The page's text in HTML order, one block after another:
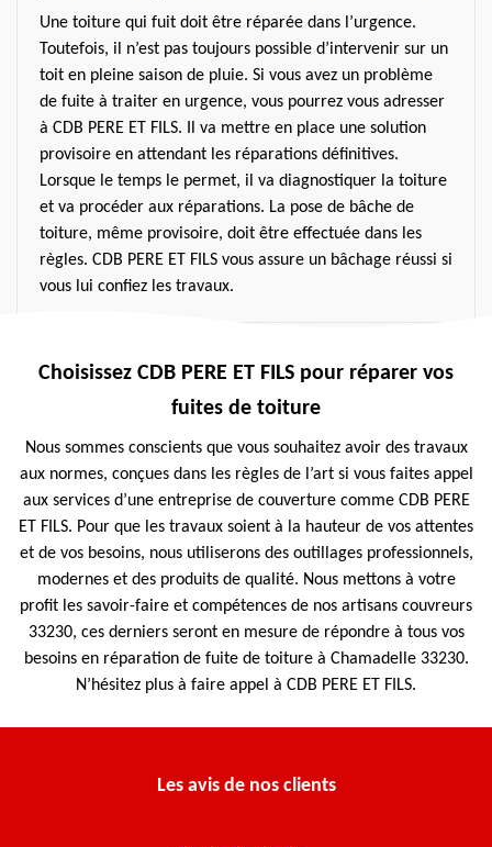
Une toiture qui fuit doit être réparée dans l’urgence.
Toutefois, il n’est pas toujours possible d’intervenir sur un
toit en pleine saison de pluie. Si vous avez un problème
de fuite à traiter en urgence, vous pourrez vous adresser
à CDB PERE ET FILS. Il va mettre en place une solution
provisoire en attendant les réparations définitives.
Lorsque le temps le permet, il va diagnostiquer la toiture
et va procéder aux réparations. La pose de bâche de
toiture, même provisoire, doit être effectuée dans les
règles. CDB PERE ET FILS vous assure un bâchage réussi si
vous lui confiez les travaux.
Choisissez CDB PERE ET FILS pour réparer vos
fuites de toiture
Nous sommes conscients que vous souhaitez avoir des travaux
aux normes, conçues dans les règles de l’art si vous faites appel
aux services d’une entreprise de couverture comme CDB PERE
ET FILS. Pour que les travaux soient à la hauteur de vos attentes
et de vos besoins, nous utiliserons des outillages professionnels,
modernes et des produits de qualité. Nous mettons à votre
profit les savoir-faire et compétences de nos artisans couvreurs
33230, ces derniers seront en mesure de répondre à tous vos
besoins en réparation de fuite de toiture à Chamadelle 33230.
N’hésitez plus à faire appel à CDB PERE ET FILS.
Les avis de nos clients